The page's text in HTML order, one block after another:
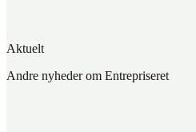
Aktuelt
Andre nyheder om Entrepriseret